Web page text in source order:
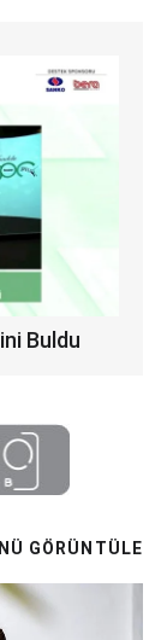
Buldu
GÖRÜNTÜLE